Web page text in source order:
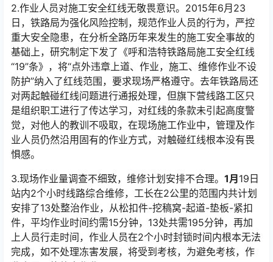
2.作业人员对施工安全红线无敬畏意识。2015年6月23
日，铁路局为强化风险控制，规范作业人员的行为，严控
重大安全隐患，在分析全路历年来发生的施工安全事故的
基础上，研究制定下发了《呼和浩特铁路局施工安全红线
“19”条》，将“点外违章上道、作业，施工、维修作业不设
防护”纳入了红线范围，要求现场严格遵守。去年铁路局还
对两起触碰红线问题进行通报处理，但旗下营线路工区只
是组织职工进行了传达学习，对红线的条款未引起高度警
觉，对他人的教训不吸取，在现场施工作业中，管理及作
业人员仍然沿用固有的作业方式，对触碰红线根本没有畏
惧感。󠅅󠅃󠄵󠅂󠄪󠇖󠆨󠆨󠇕󠆞󠆒󠅬󠇘󠆭󠆘󠇙󠆝󠅵󠇗󠆭󠆁󠄐󠇗󠅹󠅸󠇖󠆍󠅳󠇖󠅹󠅰󠇖󠆌󠅹
3.现场作业量调查不细致，维修计划安排不合理。 1月 19日
站内2个小时线路综合维修，工长在2公里的范围内共计划
安排了13处整治作业，从松扣件-挖稿窝-起道-垫板-紧扣
件，平均作业时间约需15分钟，13处共需195分钟，再加
上人员行走时间，作业人员在2个小时封锁时间内根本无法
完成，如不处理冻害发展，将受到考核，为避免考核，作